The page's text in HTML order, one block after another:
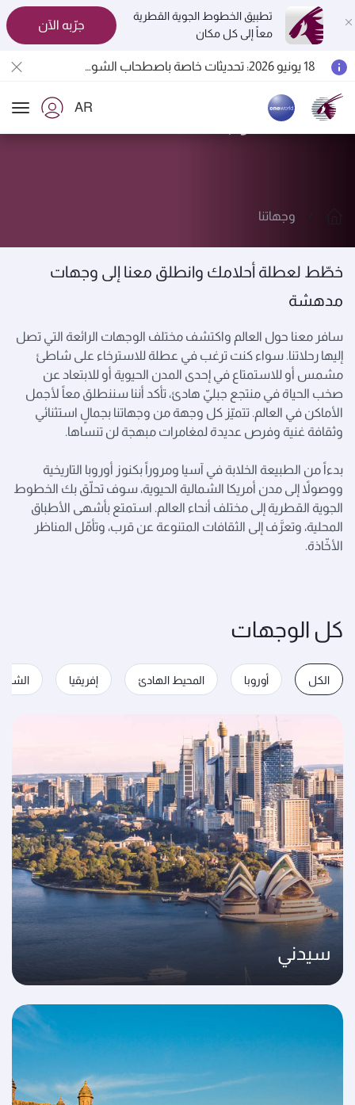
تطبيق الخطوط الجوية القطرية
معاً إلى كل مكان
جرّبه الآن
المسافرون بين الدوحة وأوكلاند على متن الرحلات الجوية رقم QR914 ورقم QR915
18 يونيو 2026: تحديثات خاصة باصطحاب الشواحن المحمولة أثناء السفر
الخطوط الجوية القطرية تعزز شبكة وجهاتها العالمية لتشمل ما يزيد عن 160 وجهة
AR
استكشف وجهاتنا
وجهاتنا
خطّط لعطلة أحلامك وانطلق معنا إلى وجهات
مدهشة
سافر معنا حول العالم واكتشف مختلف الوجهات الرائعة التي تصل
إليها رحلاتنا. سواء كنت ترغب في عطلة للاسترخاء على شاطئ
مشمس أو للاستمتاع في إحدى المدن الحيوية أو للابتعاد عن
صخب الحياة في منتجع جبليّ هادئ، تأكد أننا سننطلق معاً لأجمل
الأماكن في العالم. تتميّز كل وجهة من وجهاتنا بجمالٍ استثنائي
وثقافة غنية وفرص عديدة لمغامرات مبهجة لن تنساها.
بدءاً من الطبيعة الخلابة في آسيا ومروراً بكنوز أوروبا التاريخية
ووصولاً إلى مدن أمريكا الشمالية الحيوية، سوف تحلّق بك الخطوط
الجوية القطرية إلى مختلف أنحاء العالم. استمتع بأشهى الأطباق
المحلية، وتعرَّف إلى الثقافات المتنوعة عن قرب، وتأمّل المناظر
الأخّاذة.
كل الوجهات
الكل أوروبا المحيط الهادئ إفريقيا
سيدني